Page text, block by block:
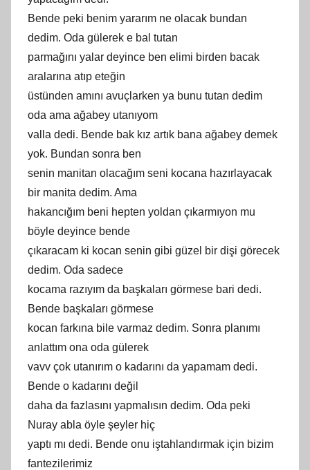
Bende peki benim yararım ne olacak bundan
dedim. Oda gülerek e bal tutan
parmağını yalar deyince ben elimi birden bacak
aralarına atıp eteğin
üstünden amını avuçlarken ya bunu tutan dedim
oda ama ağabey utanıyom
valla dedi. Bende bak kız artık bana ağabey demek
yok. Bundan sonra ben
senin manitan olacağım seni kocana hazırlayacak
bir manita dedim. Ama
hakancığım beni hepten yoldan çıkarmıyon mu
böyle deyince bende
çıkaracam ki kocan senin gibi güzel bir dişi görecek
dedim. Oda sadece
kocama razıyım da başkaları görmese bari dedi.
Bende başkaları görmese
kocan farkına bile varmaz dedim. Sonra planımı
anlattım ona oda gülerek
vavv çok utanırım o kadarını da yapamam dedi.
Bende o kadarını değil
daha da fazlasını yapmalısın dedim. Oda peki
Nuray abla öyle şeyler hiç
yaptı mı dedi. Bende onu iştahlandırmak için bizim
fantezilerimiz